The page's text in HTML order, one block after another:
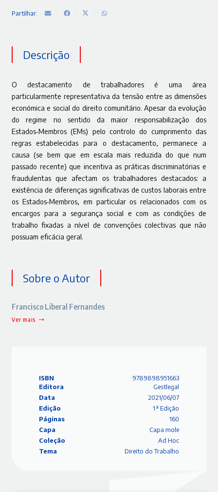
Partilhar:
Descrição
O destacamento de trabalhadores é uma área
particularmente representativa da tensão entre as dimensões
económica e social do direito comunitário. Apesar da evolução
do regime no sentido da maior responsabilização dos
Estados‑Membros (EMs) pelo controlo do cumprimento das
regras estabelecidas para o destacamento, permanece a
causa (se bem que em escala mais reduzida do que num
passado recente) que incentiva as práticas discriminatórias e
fraudulentas que afectam os trabalhadores destacados: a
existência de diferenças significativas de custos laborais entre
os Estados‑Membros, em particular os relacionados com os
encargos para a segurança social e com as condições de
trabalho fixadas a nível de convenções colectivas que não
possuam eficácia geral.
Sobre o Autor
Francisco Liberal Fernandes
Ver mais
ISBN
9789898951663
Editora
Gestlegal
Data
2021/06/07
Edição
1.ª Edição
Páginas
160
Capa
Capa mole
Coleção
Ad Hoc
Tema
Direito do Trabalho